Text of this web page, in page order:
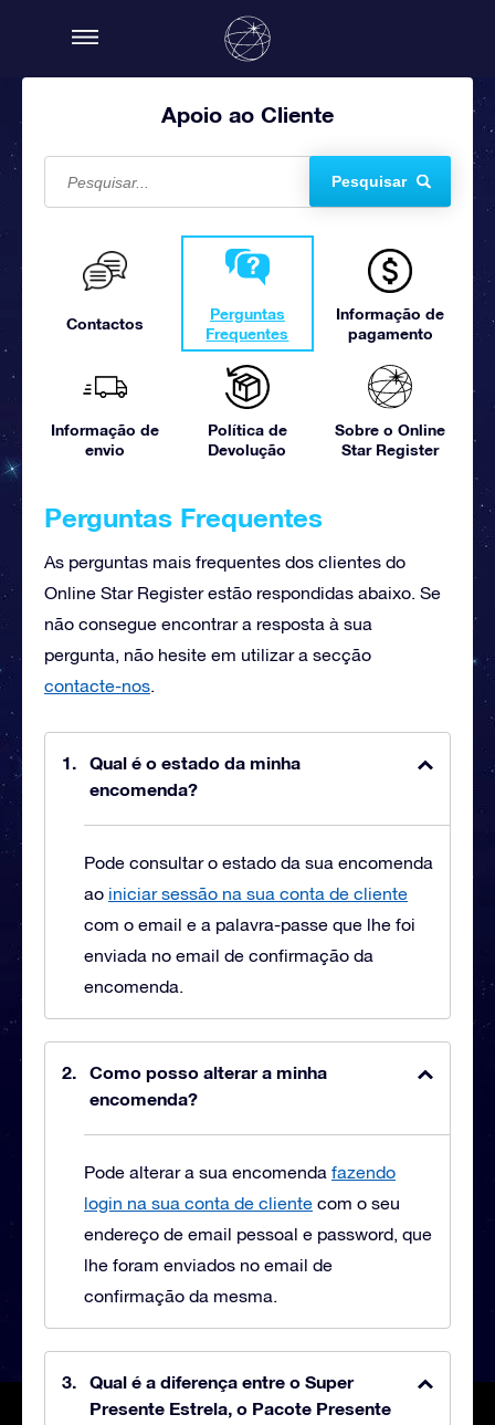
Apoio ao Cliente
Pesquisar
Contactos
Perguntas
Frequentes
Informação de
pagamento
Informação de
envio
Política de
Devolução
Sobre o Online
Star Register
Perguntas Frequentes
As perguntas mais frequentes dos clientes do
Online Star Register estão respondidas abaixo. Se
não consegue encontrar a resposta à sua
pergunta, não hesite em utilizar a secção
contacte-nos.
Qual é o estado da minha
encomenda?
Pode consultar o estado da sua encomenda
ao iniciar sessão na sua conta de cliente
com o email e a palavra-passe que lhe foi
enviada no email de confirmação da
encomenda.
Como posso alterar a minha
encomenda?
Pode alterar a sua encomenda fazendo
login na sua conta de cliente com o seu
endereço de email pessoal e password, que
lhe foram enviados no email de
confirmação da mesma.
Qual é a diferença entre o Super
Presente Estrela, o Pacote Presente